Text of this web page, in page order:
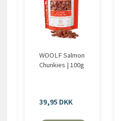
WOOLF Salmon
Chunkies | 100g
39,95 DKK